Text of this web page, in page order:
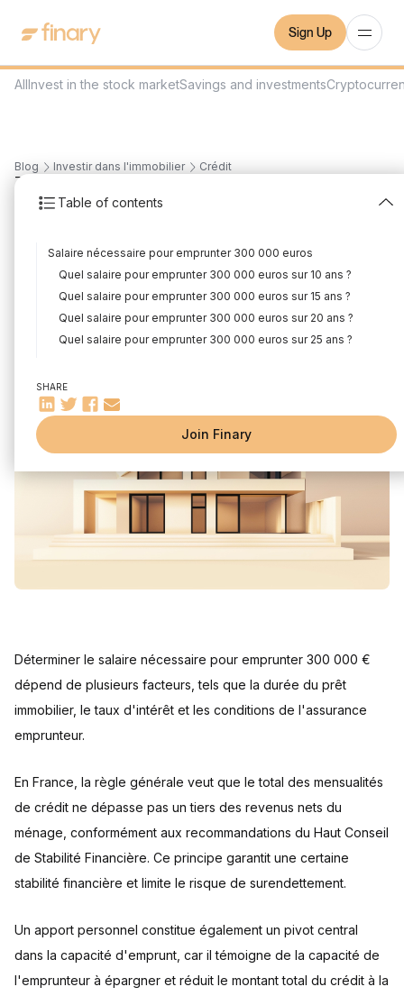
Sign Up
AllInvest in the stock marketSavings and investments
Blog Investir dans l'immobilier Crédit
Table of contents
Salaire nécessaire pour emprunter 300 000 euros
Quel salaire pour emprunter 300 000 euros sur 10 ans ?
Quel salaire pour emprunter 300 000 euros sur 15 ans ?
Quel salaire pour emprunter 300 000 euros sur 20 ans ?
Quel salaire pour emprunter 300 000 euros sur 25 ans ?
Facteurs influençant la capacité d'emprunt
L'importance du taux d'endettement
Influence du taux d'intérêt et de l'assurance prêt
L'impact de l'assurance prêt
Optimiser votre dossier de prêt
Augmenter votre capacité d'emprunt
SHARE
Join Finary
7
€300,000?
Written byMounir Laggoune Edited by Mounir Laggoune
Déterminer le salaire nécessaire pour emprunter 300 000 €
dépend de plusieurs facteurs, tels que la durée du prêt
immobilier, le taux d'intérêt et les conditions de l'assurance
emprunteur.
En France, la règle générale veut que le total des mensualités
de crédit ne dépasse pas un tiers des revenus nets du
ménage, conformément aux recommandations du Haut Conseil
de Stabilité Financière. Ce principe garantit une certaine
stabilité financière et limite le risque de surendettement.
Un apport personnel constitue également un pivot central
dans la capacité d'emprunt, car il témoigne de la capacité de
l'emprunteur à épargner et réduit le montant total du crédit à la